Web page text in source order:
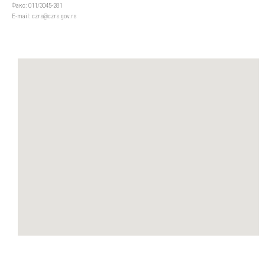
Факс: 011/3045-281
Е-mail: czrs@czrs.gov.rs